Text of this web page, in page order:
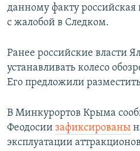
данному факту российская
с жалобой в Следком.
Ранее российские власти
устанавливать колесо
Его предложили
В Минкурортов Крыма
Феодосии зафиксированы
эксплуатации